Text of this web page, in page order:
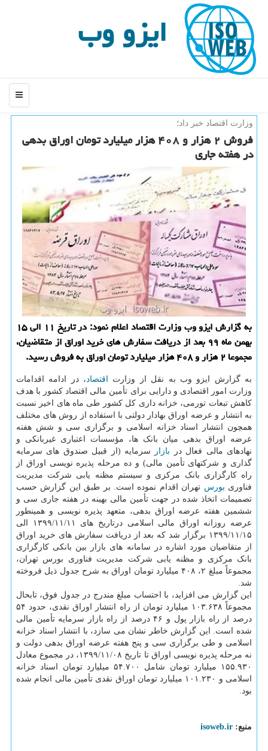
ایزو وب
منو
وزارت اقتصاد خبر داد؛
فروش ۲ هزار و ۴۰۸ هزار میلیارد تومان اوراق بدهی
در هفته جاری
به گزارش ایزو وب وزارت اقتصاد اعلام نمود: در تاریخ ۱۱ الی ۱۵
بهمن ماه ۹۹ بعد از دریافت سفارش های خرید اوراق از متقاضیان،
مجموعا ۲ هزار و ۴۰۸ هزار میلیارد تومان اوراق به فروش رسید.
به گزارش ایزو وب به نقل از وزارت اقتصاد ، در ادامه اقدامات
وزارت امور اقتصادی و دارایی برای تأمین مالی اقتصاد کشور با هدف
کاهش تبعات تورمی، خزانه داری کل کشور طی ماه های اخیر نسبت
به انتشار و عرضه اوراق بهادار دولتی با استفاده از روش های مختلف
همچون انتشار اسناد خزانه اسلامی و برگزاری سی و شش هفته
عرضه اوراق بدهی میان بانک ها، مؤسسات اعتباری غیربانکی و
نهادهای مالی فعال در بازار
سرمایه (از قبیل صندوق های سرمایه
گذاری و شرکتهای تأمین مالی) و ده مرحله پذیره نویسی اوراق از
راه کارگزاری بانک مرکزی و سیستم مظنه یابی شرکت مدیریت
فناوری بورس تهران اقدام نموده است. بر طبق این گزارش حسب
تصمیمات اتخاذ شده در جهت تأمین مالی بهینه در هفته جاری سی و
ششمین هفته عرضه اوراق بدهی، متعهد پذیره نویسی و همینطور
عرضه روزانه اوراق مالی اسلامی درتاریخ های ۱۱/‏۱۳۹۹/۱۱ الی
۱۳۹۹/۱۱/۱۵ برگزار شد که بعد از دریافت سفارش های خرید اوراق
از متقاضیان مورد اشاره در سامانه های بازار بین بانکی کارگزاری
بانک مرکزی و مظنه یابی شرکت مدیریت فناوری بورس تهران،
مجموعاً مبلغ ۲، ۴۰۸ میلیارد تومان اوراق به شرح جدول ذیل فروخته
شد.
این گزارش می افزاید، با احتساب مبلغ مندرج در جدول فوق، تابحال
مجموعاً ۱۰۳.۶۳۸ میلیارد تومان از راه انتشار اوراق نقدی، حدود ۵۴
درصد از راه بازار پول و ۴۶ درصد از راه بازار سرمایه تأمین مالی
شده است. این گزارش خاطر نشان می سازد، با انتشار اسناد خزانه
اسلامی و طی برگزاری سی و پنج هفته عرضه اوراق بدهی دولت و
نه مرحله پذیره نویسی اوراق تا تاریخ ۱۳۹۹/۱۱/۰۸، در مجموع معادل
۱۵۵.۹۳۰ میلیارد تومان شامل ۵۴.۷۰۰ میلیارد تومان اسناد خزانه
اسلامی و ۱۰۱.۲۳۰ میلیارد تومان اوراق نقدی تأمین مالی انجام شده
بود.
منبع: isoweb.ir